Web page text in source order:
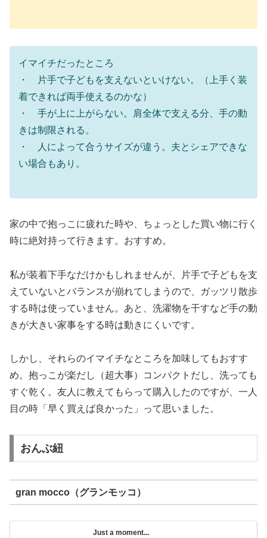
イマイチだったところ
・ 片手で子どもを支えないといけない。（上手く装
着できれば両手使えるのかな）
・ 手が上に上がらない。肩全体で支える分、手の動
きは制限される。
・ 人によって合うサイズが違う。夫とシェアできな
い場合もあり。
家の中で抱っこに疲れた時や、ちょっとした買い物に行く
時に絶対持って行きます。おすすめ。
私が装着下手なだけかもしれませんが、片手で子どもを支
えていないとバランスが崩れてしまうので、ガッツリ散歩
する時は使っていません。あと、洗濯物を干すなど手の動
きが大きい家事をする時は動きにくいです。
しかし、それらのイマイチなところを加味してもおすす
め。抱っこが楽だし（超大事）コンパクトだし、洗っても
すぐ乾く。友人に教えてもらって購入したのですが、一人
目の時「早く買えば良かった」って思いました。
おんぶ紐
gran mocco（グランモッコ）
Just a moment...